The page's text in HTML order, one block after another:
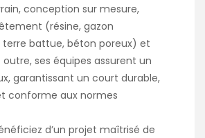
conception sur mesure,
(résine, gazon
battue, béton poreux) et
outre, ses équipes assurent un
garantissant un court durable,
conforme aux normes
d’un projet maîtrisé de